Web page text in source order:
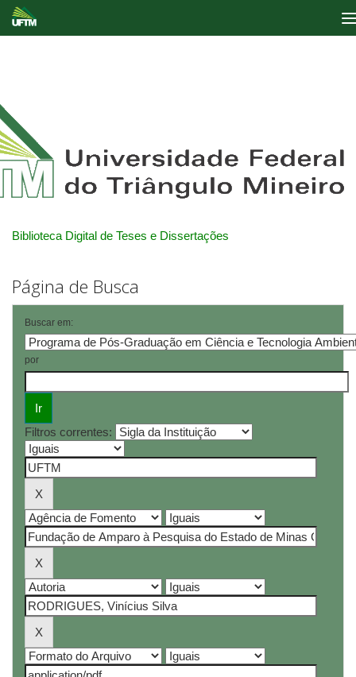
Biblioteca Digital de Teses e Dissertações
Página de Busca
Buscar em:
por
Filtros correntes: